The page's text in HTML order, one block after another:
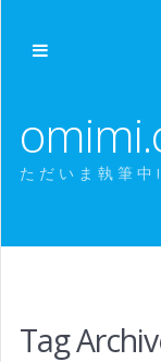
ただいま執筆中!
Tag